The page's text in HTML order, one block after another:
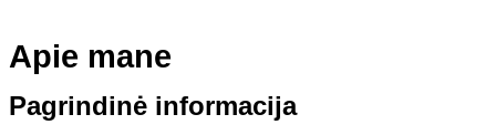
Apie mane
Pagrindinė informacija